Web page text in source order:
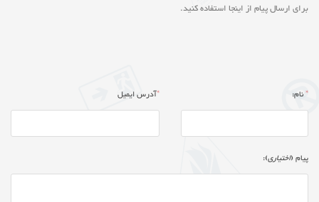
برای ارسال پیام از اینجا استفاده کنید.
*نام: *آدرس ایمیل
پیام (اختیاری):